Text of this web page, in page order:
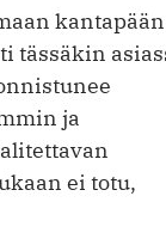
kantapään
tässäkin
ja
ei totu,